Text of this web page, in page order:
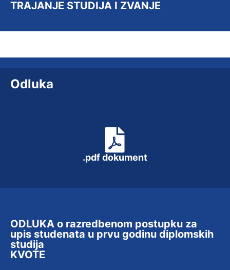
TRAJANJE STUDIJA I ZVANJE
Odluka
.pdf dokument
ODLUKA o razredbenom postupku za
upis studenata u prvu godinu diplomskih
studija
KVOTE